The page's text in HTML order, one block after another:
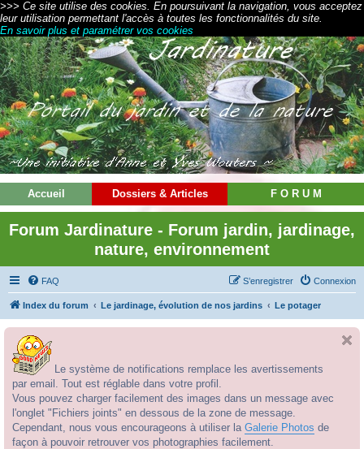
>>> Ce site utilise des cookies. En poursuivant la navigation, vous acceptez
leur utilisation permettant l'accès à toutes les fonctionnalités du site.
En savoir plus et paramétrer vos cookies
Accueil Dossiers & Articles F O R U M
Forum Jardinature - Forum jardin, jardinage,
nature, environnement
FAQ Connexion
S’enregistrer
Index du forum Le jardinage, évolution de nos jardins Le potager
Le système de notifications remplace les avertissements
par email. Tout est réglable dans votre profil.
Vous pouvez charger facilement des images dans un message avec
l'onglet "Fichiers joints" en dessous de la zone de message.
Cependant, nous vous encourageons à utiliser la Galerie Photos de
façon à pouvoir retrouver vos photographies facilement.